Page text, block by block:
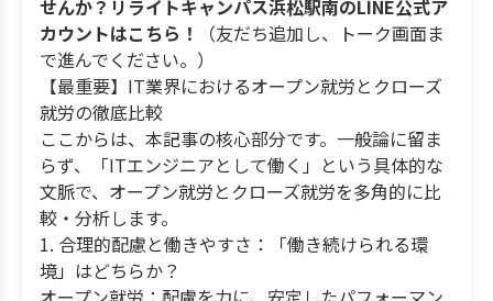
せんか？リライトキャンパス浜松駅南のLINE公式ア
カウントはこちら！
（友だち追加し、トーク画面ま
で進んでください。）
【最重要】IT業界におけるオープン就労とクローズ
就労の徹底比較
ここからは、本記事の核心部分です。一般論に留ま
らず、「ITエンジニアとして働く」という具体的な
文脈で、オープン就労とクローズ就労を多角的に比
較・分析します。
1. 合理的配慮と働きやすさ：「働き続けられる環
境」はどちらか？